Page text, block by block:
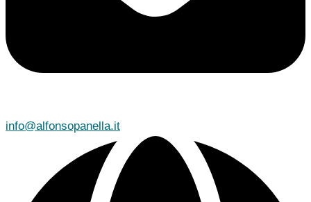
info@alfonsopanella.it